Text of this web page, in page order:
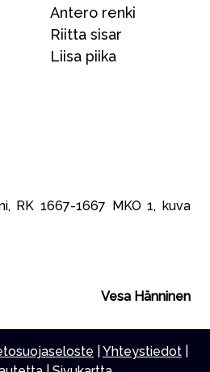
Antero renki
Riitta sisar
Liisa piika
RK 1667-1667 MKO 1, kuva
Vesa Hänninen
Yhteystiedot